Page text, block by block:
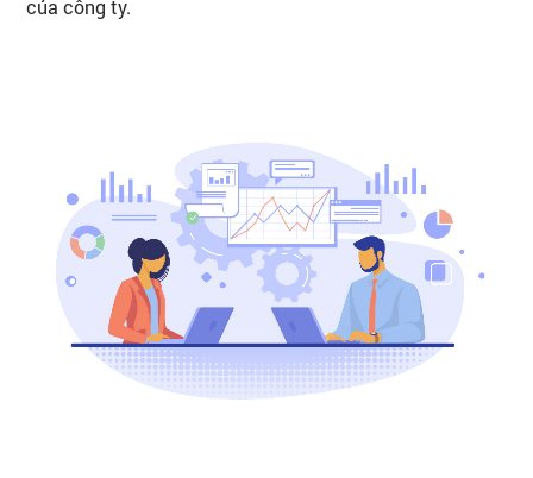
của công ty.